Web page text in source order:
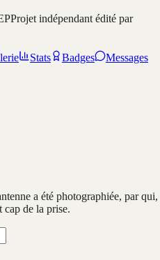
Projet indépendant édité par
Stats Badges
Messages
a été photographiée, par qui,
de la prise.